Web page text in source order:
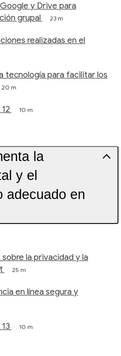
y Drive para
grupal
23 m
realizadas en el
tecnología para facilitar los
20 m
10 m
la
y el
adecuado en
sobre la privacidad y la
25 m
en línea segura y
10 m